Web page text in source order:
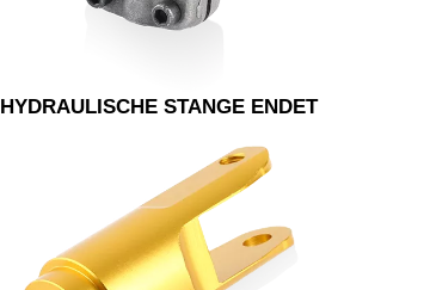
HYDRAULISCHE STANGE ENDET